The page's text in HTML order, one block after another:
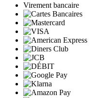
Virement bancaire